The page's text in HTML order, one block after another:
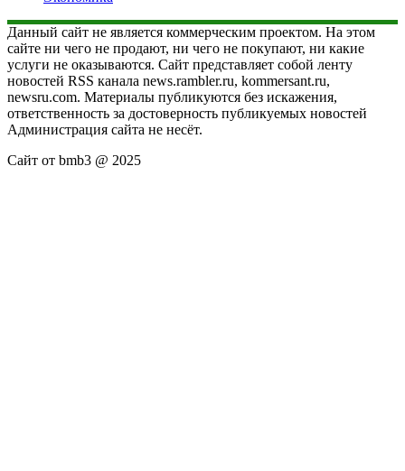
Данный сайт не является коммерческим проектом. На этом
сайте ни чего не продают, ни чего не покупают, ни какие
услуги не оказываются. Сайт представляет собой ленту
новостей RSS канала news.rambler.ru, kommersant.ru,
newsru.com. Материалы публикуются без искажения,
ответственность за достоверность публикуемых новостей
Администрация сайта не несёт.
Сайт от bmb3 @ 2025